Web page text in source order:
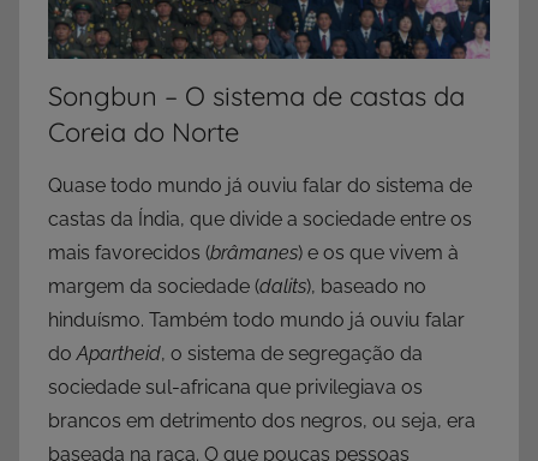
Songbun – O sistema de castas da
Coreia do Norte
Quase todo mundo já ouviu falar do sistema de
castas da Índia, que divide a sociedade entre os
mais favorecidos (brâmanes) e os que vivem à
margem da sociedade (dalits), baseado no
hinduísmo. Também todo mundo já ouviu falar
doApartheid, o sistema de segregação da
sociedade sul-africana que privilegiava os
brancos em detrimento dos negros, ou seja, era
baseada na raça. O que poucas pessoas